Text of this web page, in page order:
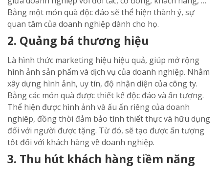
Bằng một món quà độc đáo sẽ thể hiện thành ý, sự
quan tâm của doanh nghiệp dành cho họ.
2. Quảng bá thương hiệu
Là hình thức marketing hiệu hiệu quả, giúp mở rộng
hình ảnh sản phẩm và dịch vụ của doanh nghiệp. Nhằm
xây dựng hình ảnh, uy tín, độ nhận diện của công ty.
Bằng các món quà được thiết kế độc đáo và ấn tượng.
Thể hiện được hình ảnh và ấu ấn riêng của doanh
nghiêp, đồng thời đảm bảo tính thiết thực và hữu dụng
đối với người được tặng. Từ đó, sẽ tạo được ấn tượng
tốt đối với khách hàng về doanh nghiệp.
3. Thu hút khách hàng tiềm năng